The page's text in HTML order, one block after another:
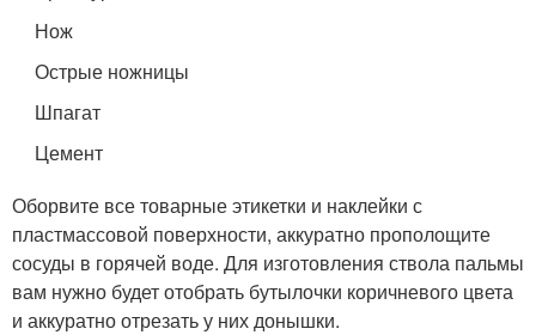
Нож
Острые ножницы
Шпагат
Цемент
Оборвите все товарные этикетки и наклейки с
пластмассовой поверхности, аккуратно прополощите
сосуды в горячей воде. Для изготовления ствола пальмы
вам нужно будет отобрать бутылочки коричневого цвета
и аккуратно отрезать у них донышки.